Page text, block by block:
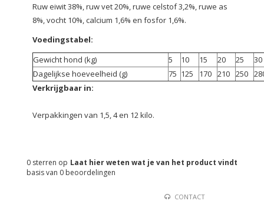
Ruw eiwit 38%, ruw vet 20%, ruwe celstof 3,2%, ruwe as
8%, vocht 10%, calcium 1,6% en fosfor 1,6%.
Voedingstabel:
Gewicht hond (kg)
5 10 15 20 25
30
Dagelijkse hoeveelheid (g)
75 125 170 210 250
Verkrijgbaar in:
Verpakkingen van 1,5, 4 en 12 kilo.
Laat hier weten wat je van het product vindt
0 sterren op
basis van 0 beoordelingen
CONTACT